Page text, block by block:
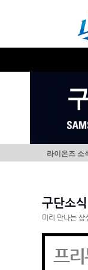
라이온즈 소
구단소식
미리 만나는 삼
프